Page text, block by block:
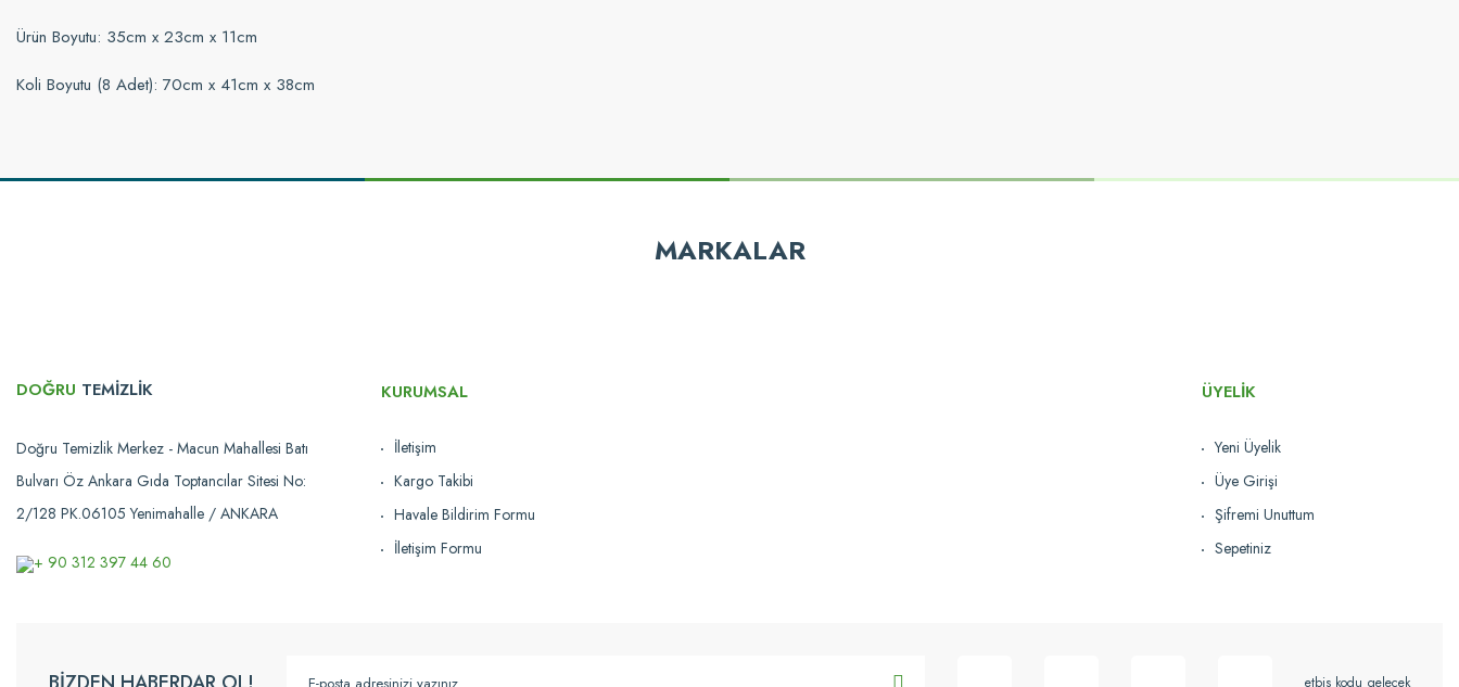
Ürün Boyutu: 35cm x 23cm x 11cm
Koli Boyutu (8 Adet): 70cm x 41cm x 38cm
MARKALAR
DOĞRU TEMİZLİK
Doğru Temizlik Merkez - Macun Mahallesi Batı
Bulvarı Öz Ankara Gıda Toptancılar Sitesi No:
2/128 PK.06105 Yenimahalle / ANKARA
+ 90 312 397 44 60
KURUMSAL
İletişim
Kargo Takibi
Havale Bildirim Formu
İletişim Formu
ÜYELİK
Yeni Üyelik
Üye Girişi
Şifremi Unuttum
Sepetiniz
etbis kodu gelecek